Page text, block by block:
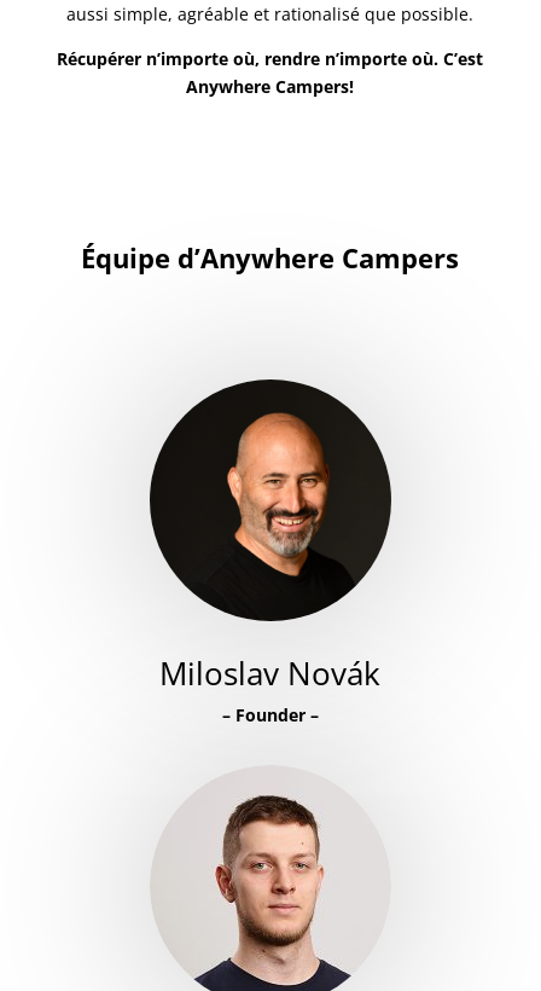
aussi simple, agréable et rationalisé que possible.
Récupérer n’importe où, rendre n’importe où. C’est
Anywhere Campers!
Équipe d’Anywhere Campers
Miloslav Novák
– Founder–